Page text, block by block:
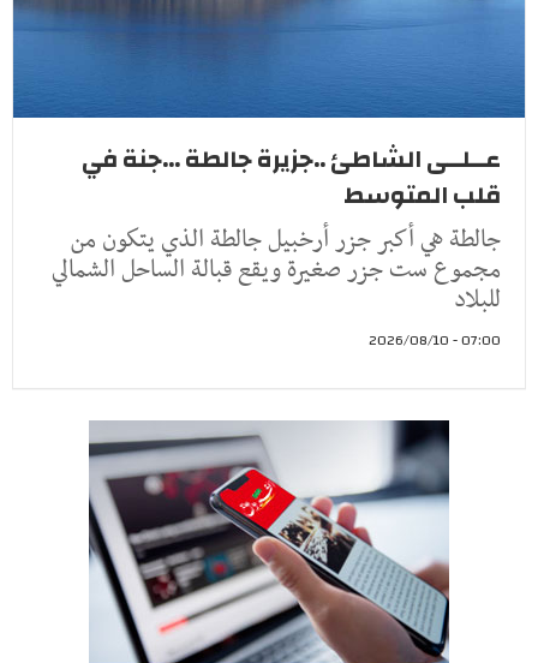
عــلــى الشاطئ ..جزيرة جالطة ...جنة في
قلب المتوسط
جالطة هي أكبر جزر أرخبيل جالطة الذي يتكون من
مجموع ست جزر صغيرة ويقع قبالة الساحل الشمالي
للبلاد
07:00 - 2026/08/10